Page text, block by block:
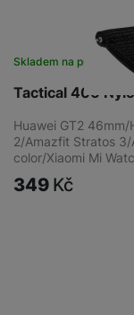
Tactical 406
Skladem na prodejně
Huawei GT2
2/Amazfit Stratos 3/
color/Xiaomi Mi
349 Kč